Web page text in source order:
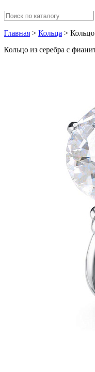
Главная > Кольца >
Кольцо из серебра с